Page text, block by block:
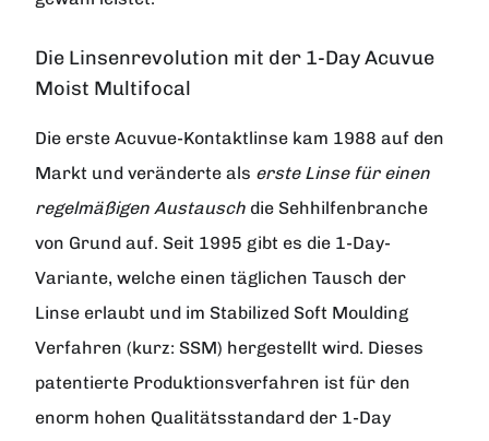
Die Linsenrevolution mit der 1-Day Acuvue
Moist Multifocal
Die erste Acuvue-Kontaktlinse kam 1988 auf den
Markt und veränderte als erste Linse für einen
regelmäßigen Austausch die Sehhilfenbranche
von Grund auf. Seit 1995 gibt es die 1-Day-
Variante, welche einen täglichen Tausch der
Linse erlaubt und im Stabilized Soft Moulding
Verfahren (kurz: SSM) hergestellt wird. Dieses
patentierte Produktionsverfahren ist für den
enorm hohen Qualitätsstandard der 1-Day